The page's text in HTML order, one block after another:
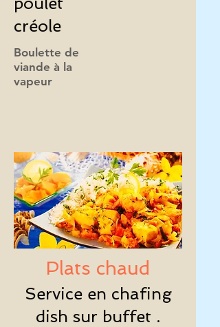
créole
Boulette de
viande à la
vapeur
Plats chaud
Service en chafing
dish sur buffet .